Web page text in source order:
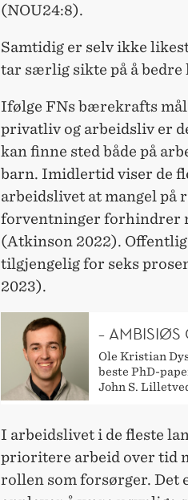
(NOU24:8).
Samtidig er selv ikke
tar særlig sikte på å
Ifølge FNs bærekrafts
privatliv og arbeidsliv er
kan finne sted både på
barn. Imidlertid viser de
arbeidslivet at mangel
forventninger forhindrer
(Atkinson 2022).
tilgjengelig for seks
2023).
– AMBISIØS
Ole Kristian
beste PhD-
John S.
I arbeidslivet i de fleste
prioritere arbeid over tid
rollen som forsørger. Det